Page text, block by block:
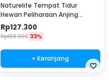
Naturelife Tempat Tidur
Hewan Peliharaan Anjing
Kucing Pet Dog Bed Size XXL -
NR884
Rp127.300
Rp188.900 33%
+ Keranjang